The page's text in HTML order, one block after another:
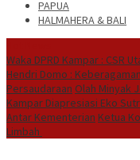
PAPUA
HALMAHERA & BALI
Waka DPRD Kampar : CSR
Hendri Domo :
Persaudaraan Olah Minyak
Kampar Diapresiasi Eko
Antar Kementerian Ketua
Limbah